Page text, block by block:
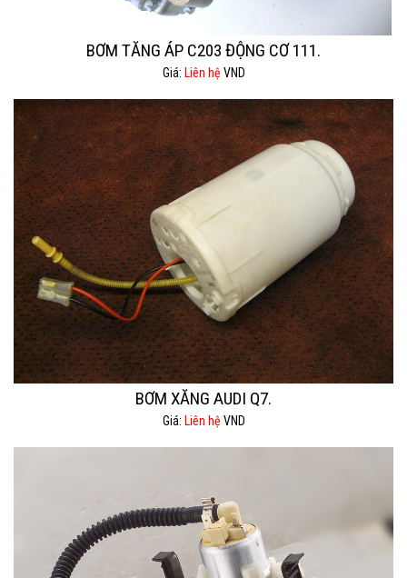
BƠM TĂNG ÁP C203 ĐỘNG CƠ 111.
Giá: Liên hệ VND
BƠM XĂNG AUDI Q7.
Giá: Liên hệ VND